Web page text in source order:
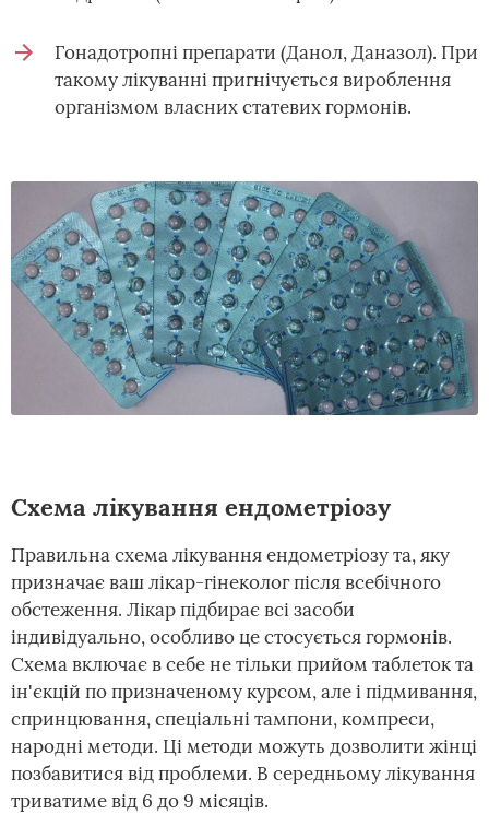
Гонадотропні препарати (Данол, Даназол). При
такому лікуванні пригнічується вироблення
організмом власних статевих гормонів.
Схема лікування ендометріозу
Правильна схема лікування ендометріозу та, яку
призначає ваш лікар-гінеколог після всебічного
обстеження. Лікар підбирає всі засоби
індивідуально, особливо це стосується гормонів.
Схема включає в себе не тільки прийом таблеток та
ін'єкцій по призначеному курсом, але і підмивання,
спринцювання, спеціальні тампони, компреси,
народні методи. Ці методи можуть дозволити жінці
позбавитися від проблеми. В середньому лікування
триватиме від 6 до 9 місяців.